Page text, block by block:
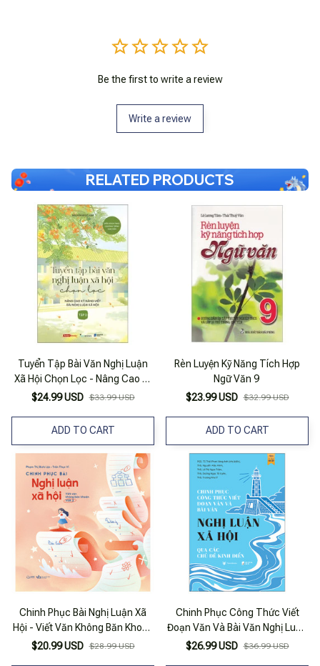
Be the first to write a review
Write a review
RELATED PRODUCTS
Tuyển Tập Bài Văn Nghị Luận
Xã Hội Chọn Lọc - Nâng Cao Kỹ
Năng Viết Bài Nghị Luận Xã Hội -
$24.99 USD $33.99 USD
ADD TO CART
Rèn Luyện Kỹ Năng Tích Hợp
Ngữ Văn 9
$23.99 USD $32.99 USD
ADD TO CART
Chinh Phục Bài Nghị Luận Xã
Hội - Viết Văn Không Băn Khoăn
Ver 2
$20.99 USD $28.99 USD
Chinh Phục Công Thức Viết
Đoạn Văn Và Bài Văn Nghị Luận
Xã Hội Qua Các Chủ Đề Kinh
$26.99 USD $36.99 USD